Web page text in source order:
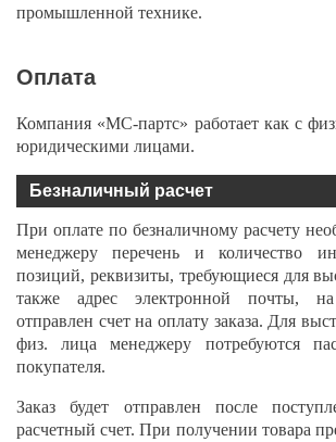
промышленной технике.
Оплата
Компания «МС-партс» работает как с
юридическими лицами.
Безналичный расчет
При оплате по безналичному расчету
менеджеру перечень и количество
позиций, реквизиты, требующиеся для
также адрес электронной почты,
отправлен счет на оплату заказа. Для
физ. лица менеджеру потребуются
покупателя.
Заказ будет отправлен после
расчетный счет. При получении товара